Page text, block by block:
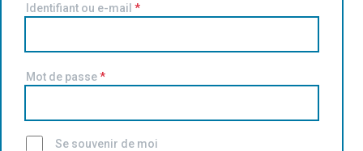
Identifiant ou e-mail *
Mot de passe*
Se souvenir de moi